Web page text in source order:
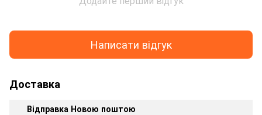
Написати відгук
Доставка
Відправка Новою поштою